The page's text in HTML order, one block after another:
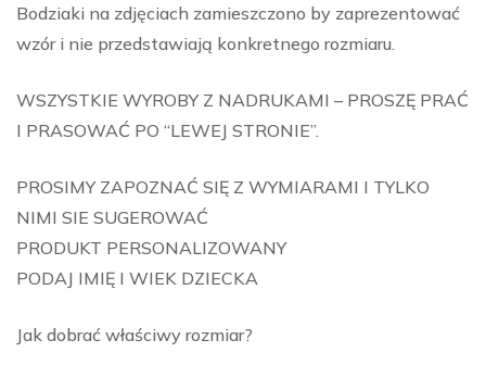
Bodziaki na zdjęciach zamieszczono by zaprezentować
wzór i nie przedstawiają konkretnego rozmiaru.
WSZYSTKIE WYROBY Z NADRUKAMI – PROSZĘ PRAĆ
I PRASOWAĆ PO “LEWEJ STRONIE”.
PROSIMY ZAPOZNAĆ SIĘ Z WYMIARAMI I TYLKO
NIMI SIE SUGEROWAĆ
PRODUKT PERSONALIZOWANY
PODAJ IMIĘ I WIEK DZIECKA
Jak dobrać właściwy rozmiar?